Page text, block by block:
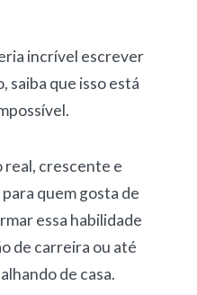
incrível escrever
, saiba que isso está
real, crescente e
quem gosta de
essa habilidade
de carreira ou até
de casa.